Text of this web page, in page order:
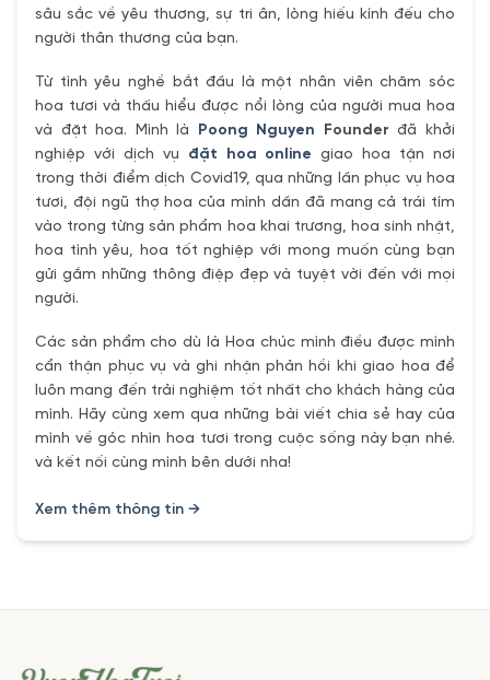
sâu sắc về yêu thương, sự tri ân, lòng hiếu kính đếu cho
người thân thương của bạn.
Từ tình yêu nghề bắt đầu là một nhân viên chăm sóc
hoa tươi và thấu hiểu được nổi lòng của người mua hoa
và đặt hoa. Mình là
Poong Nguyen Founder đã khởi
nghiệp với dịch vụ đặt hoa online giao hoa tận nơi
trong thời điểm dịch Covid19, qua những lần phục vụ hoa
tươi, đội ngũ thợ hoa của mình dần đã mang cả trái tím
vào trong từng sản phẩm hoa khai trương, hoa sinh nhật,
hoa tình yêu, hoa tốt nghiệp với mong muốn cùng bạn
gửi gắm những thông điệp đẹp và tuyệt vời đến với mọi
người.
Các sản phẩm cho dù là Hoa chúc mình điều được mình
cẩn thận phục vụ và ghi nhận phản hồi khi giao hoa để
luôn mang đến trải nghiệm tốt nhất cho khách hàng của
mình. Hãy cùng xem qua những bài viết chia sẻ hay của
mình về góc nhìn hoa tươi trong cuộc sống này bạn nhé.
và kết nối cùng mình bên dưới nha!
Xem thêm thông tin →